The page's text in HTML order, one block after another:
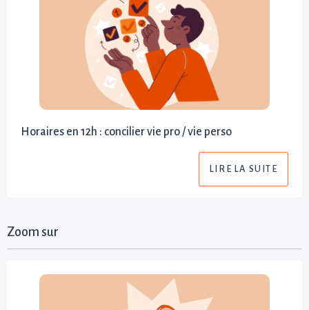
Horaires en 12h : concilier vie pro / vie perso
LIRE LA SUITE
Zoom sur